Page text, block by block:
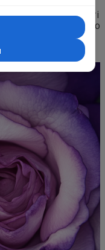
нотки радості
тепло, енергію
вибором для